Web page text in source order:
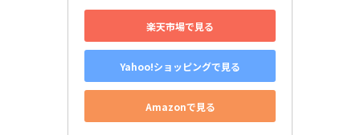
楽天市場で見る
Yahoo!ショッピングで見る
Amazonで見る